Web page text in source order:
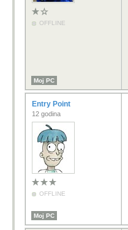
OFFLINE
Moj PC
Entry Point
12 godina
OFFLINE
Moj PC